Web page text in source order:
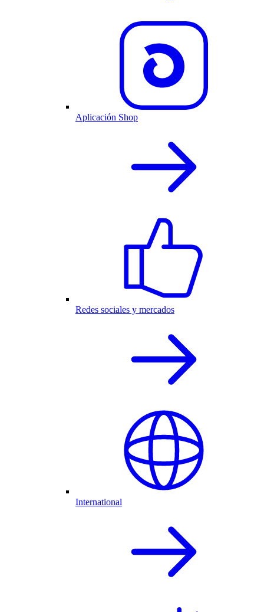
Aplicación Shop
Redes sociales y mercados
International